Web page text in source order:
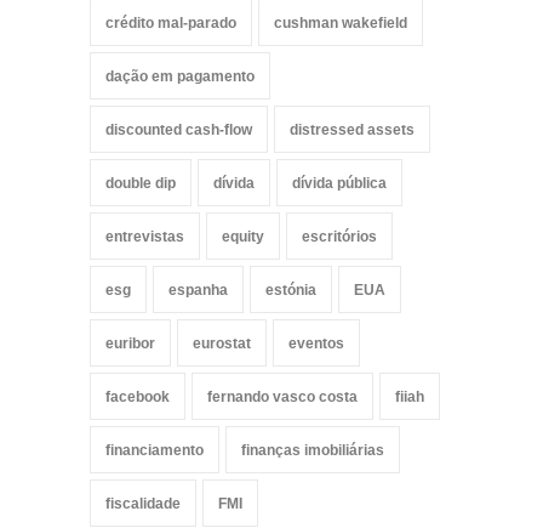
crédito mal-parado cushman wakefield
dação em pagamento
discounted cash-flow distressed assets
double dip dívida dívida pública
entrevistas equity escritórios
esg espanha estónia EUA
euribor eurostat eventos
facebook fernando vasco costa fiiah
financiamento finanças imobiliárias
fiscalidade FMI